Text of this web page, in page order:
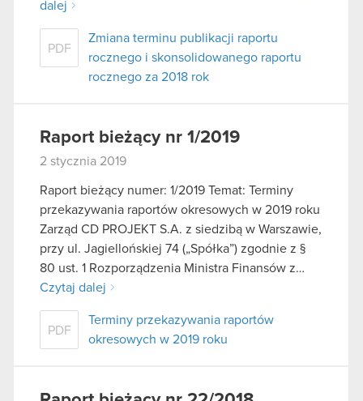
dalej
PDF
Zmiana terminu publikacji raportu
rocznego i skonsolidowanego raportu
rocznego za 2018 rok
Raport bieżący nr 1/2019
2 stycznia 2019
Raport bieżący numer: 1/2019 Temat: Terminy
przekazywania raportów okresowych w 2019 roku
Zarząd CD PROJEKT S.A. z siedzibą w Warszawie,
przy ul. Jagiellońskiej 74 („Spółka”) zgodnie z §
80 ust. 1 Rozporządzenia Ministra Finansów z…
Czytaj dalej
PDF
Terminy przekazywania raportów
okresowych w 2019 roku